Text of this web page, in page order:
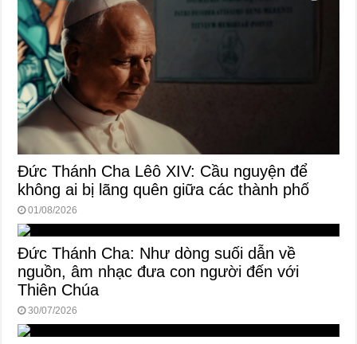
Đức Thánh Cha Lêô XIV: Cầu nguyện để
không ai bị lãng quên giữa các thành phố
01/08/2026
Đức Thánh Cha: Như dòng suối dẫn về
nguồn, âm nhạc đưa con người đến với
Thiên Chúa
30/07/2026